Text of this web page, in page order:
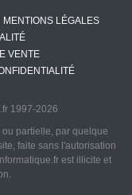
MENTIONS LÉGALES
VENTE
1997-2026
partielle, par quelque
faite sans l'autorisation
est illicite et